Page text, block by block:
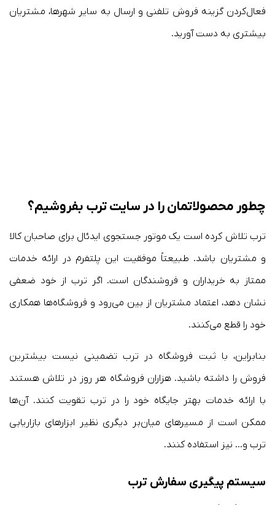
فعال‌کردن گزینه فروش تلفنی و ارسال به سایر شهرها، مشتریان
بیشتری به دست آورید.
چطور محصولاتمان را در سایت ترب بفروشیم؟
ترب تلاش کرده است یک موتور جستجوی ایدئال برای صاحبان کالا
و مشتریان باشد. طبیعتاً موفقیت این پلتفرم در ارائه خدمات
ممتاز به خریداران و فروشندگان است. اگر ترب از خود ضعفی
نشان دهد، اعتماد مشتریان از بین می‌رود و فروشگاه‌ها همکاری
خود را قطع می‌کنند.
بنابراین، با ثبت فروشگاه در ترب تضمینی نیست بیشترین
فروش را داشته باشید. هزاران فروشگاه هر روز در تلاش هستند
با ارائه خدمات بهتر جایگاه خود را در ترب تقویت کنند. آن‌ها
ممکن است از مسیرهای میان‌بر دیگری نظیر ابزارهای بازاریابی
ترب و… نیز استفاده کنند.
سیستم پیگیری سفارش ترب